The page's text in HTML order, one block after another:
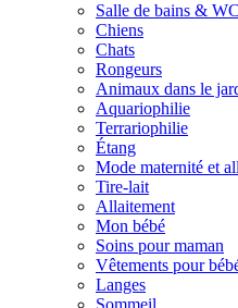
Salle de bains & WC
Chiens
Chats
Rongeurs
Animaux dans le
Aquariophilie
Terrariophilie
Étang
Mode maternité et
Tire-lait
Allaitement
Mon bébé
Soins pour maman
Vêtements pour
Langes
Sommeil